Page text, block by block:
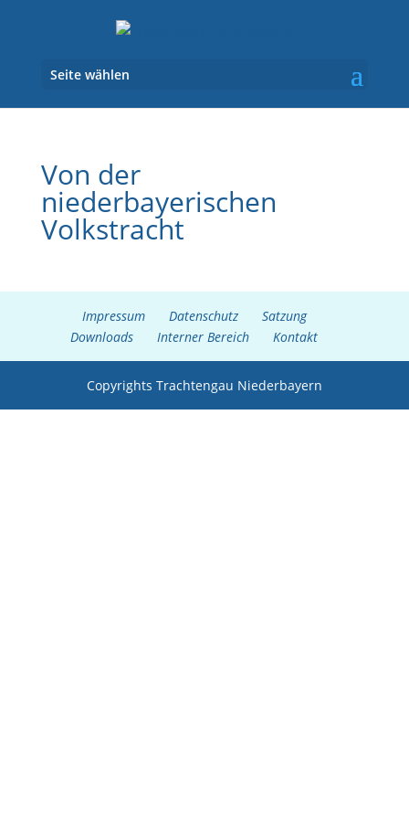
Seite wählen
Von der
niederbayerischen
Volkstracht
Impressum Datenschutz
Satzung
Downloads
Interner Bereich Kontakt
Copyrights Trachtengau Niederbayern